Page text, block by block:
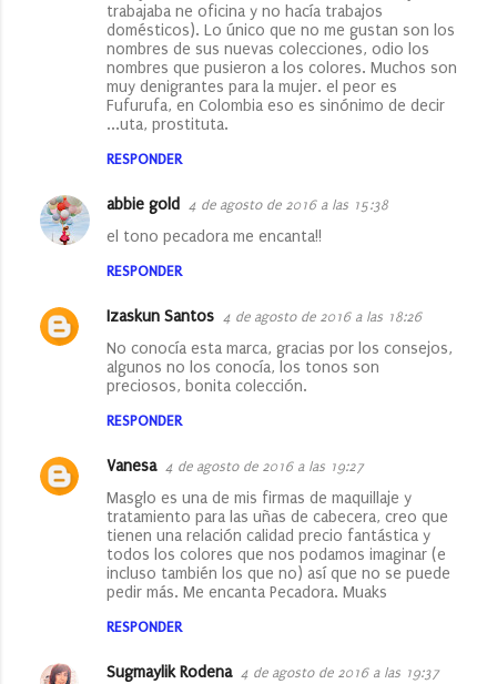
trabajaba ne oficina y no hacía trabajos
domésticos). Lo único que no me gustan son los
nombres de sus nuevas colecciones, odio los
nombres que pusieron a los colores. Muchos son
muy denigrantes para la mujer. el peor es
Fufurufa, en Colombia eso es sinónimo de decir
...uta, prostituta.
RESPONDER
abbie gold 4 de agosto de 2016 a las 15:38
el tono pecadora me encanta!!
RESPONDER
Izaskun Santos 4 de agosto de 2016 a las 18:26
No conocía esta marca, gracias por los consejos,
algunos no los conocía, los tonos son
preciosos, bonita colección.
RESPONDER
Vanesa 4 de agosto de 2016 a las 19:27
Masglo es una de mis firmas de maquillaje y
tratamiento para las uñas de cabecera, creo que
tienen una relación calidad precio fantástica y
todos los colores que nos podamos imaginar (e
incluso también los que no) así que no se puede
pedir más. Me encanta Pecadora. Muaks
RESPONDER
Sugmaylik Rodena 4 de agosto de 2016 a las 19:37